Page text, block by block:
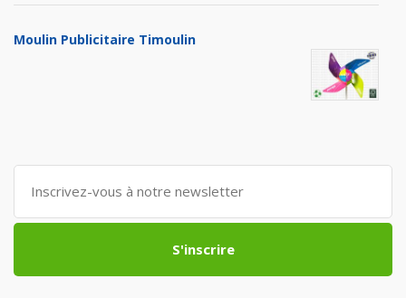
Moulin Publicitaire Timoulin
S'inscrire